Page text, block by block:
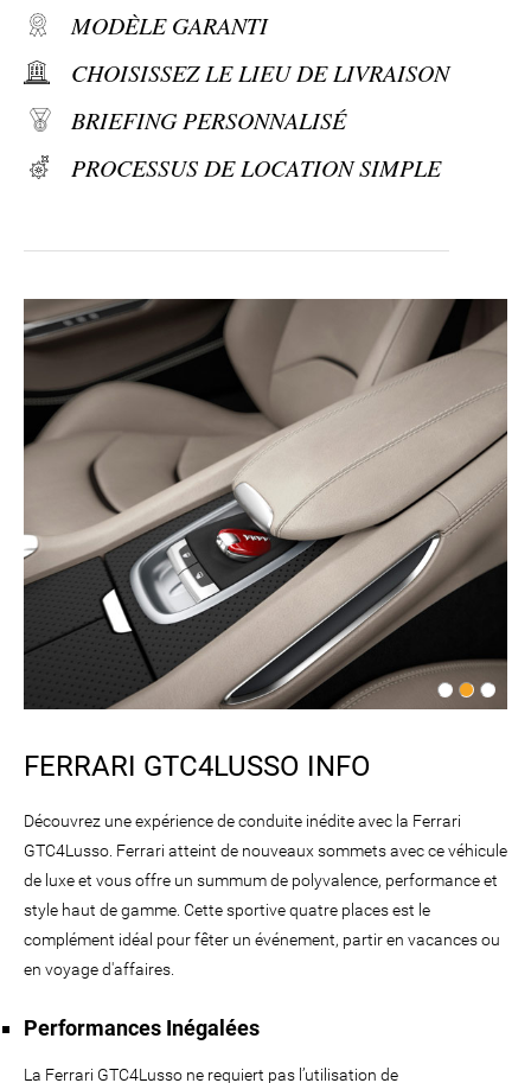
MODÈLE GARANTI
CHOISISSEZ LE LIEU DE LIVRAISON
BRIEFING PERSONNALISÉ
PROCESSUS DE LOCATION SIMPLE
FERRARI GTC4LUSSO INFO
Découvrez une expérience de conduite inédite avec la Ferrari
GTC4Lusso. Ferrari atteint de nouveaux sommets avec ce véhicule
de luxe et vous offre un summum de polyvalence, performance et
style haut de gamme. Cette sportive quatre places est le
complément idéal pour fêter un événement, partir en vacances ou
en voyage d'affaires.
Performances Inégalées
La Ferrari GTC4Lusso ne requiert pas l’utilisation de